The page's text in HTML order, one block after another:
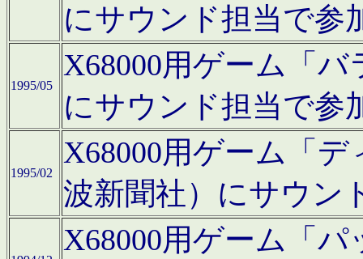
にサウンド担当で参
1995/05
X68000用ゲーム「
にサウンド担当で参
1995/02
X68000用ゲーム「
波新聞社）にサウン
X68000用ゲーム「